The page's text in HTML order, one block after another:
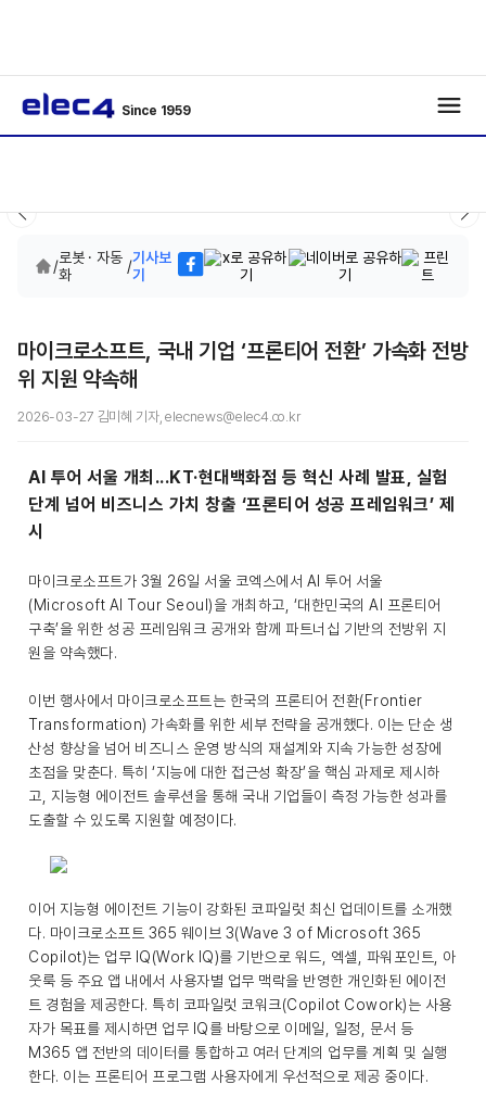
Since 1959
/로봇 · 자동
화
/기사보
기
마이크로소프트, 국내 기업 ‘프론티어 전환’ 가속화 전방
위 지원 약속해
2026-03-27 김미혜 기자, elecnews@elec4.co.kr
AI 투어 서울 개최...KT·현대백화점 등 혁신 사례 발표, 실험
단계 넘어 비즈니스 가치 창출 ‘프론티어 성공 프레임워크’ 제
시
마이크로소프트가 3월 26일 서울 코엑스에서 AI 투어 서울
(Microsoft AI Tour Seoul)을 개최하고, ‘대한민국의 AI 프론티어
구축’을 위한 성공 프레임워크 공개와 함께 파트너십 기반의 전방위 지
원을 약속했다.
이번 행사에서 마이크로소프트는 한국의 프론티어 전환(Frontier
Transformation) 가속화를 위한 세부 전략을 공개했다. 이는 단순 생
산성 향상을 넘어 비즈니스 운영 방식의 재설계와 지속 가능한 성장에
초점을 맞춘다. 특히 ‘지능에 대한 접근성 확장’을 핵심 과제로 제시하
고, 지능형 에이전트 솔루션을 통해 국내 기업들이 측정 가능한 성과를
도출할 수 있도록 지원할 예정이다.
이어 지능형 에이전트 기능이 강화된 코파일럿 최신 업데이트를 소개했
다. 마이크로소프트 365 웨이브 3(Wave 3 of Microsoft 365
Copilot)는 업무 IQ(Work IQ)를 기반으로 워드, 엑셀, 파워포인트, 아
웃룩 등 주요 앱 내에서 사용자별 업무 맥락을 반영한 개인화된 에이전
트 경험을 제공한다. 특히 코파일럿 코워크(Copilot Cowork)는 사용
자가 목표를 제시하면 업무 IQ를 바탕으로 이메일, 일정, 문서 등
M365 앱 전반의 데이터를 통합하고 여러 단계의 업무를 계획 및 실행
한다. 이는 프론티어 프로그램 사용자에게 우선적으로 제공 중이다.